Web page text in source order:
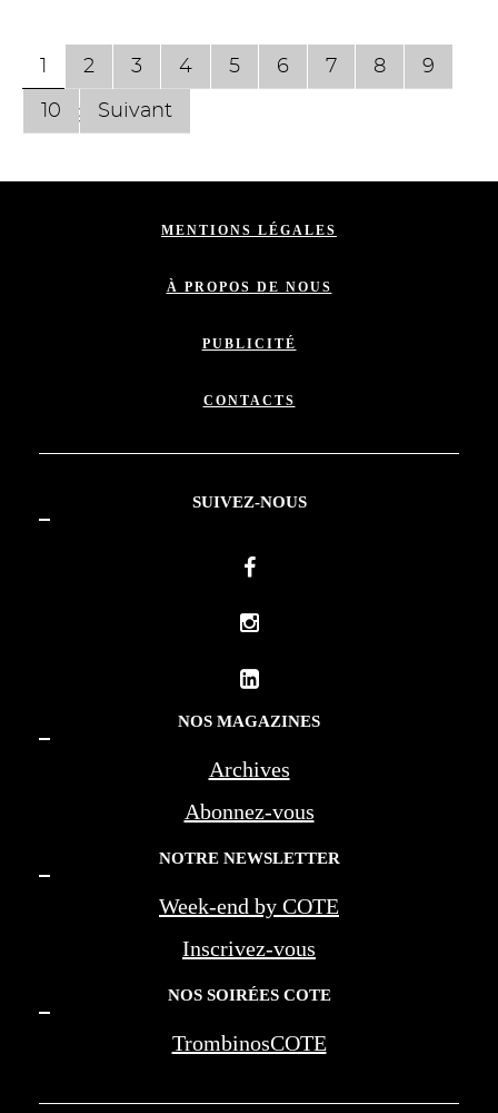
2 3 4 5 6 7 8 9
10 Suivant
Page 1 sur 74
MENTIONS LÉGALES
À PROPOS DE NOUS
PUBLICITÉ
CONTACTS
SUIVEZ-NOUS
NOS MAGAZINES
Archives
Abonnez-vous
NOTRE NEWSLETTER
Week-end by COTE
Inscrivez-vous
NOS SOIRÉES COTE
TrombinosCOTE